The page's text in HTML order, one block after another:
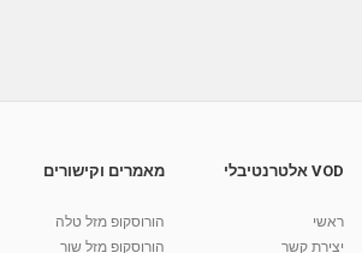
VOD אלטרנטיבלי
ראשי
יצירת קשר
מאמרים וקישורים
הורוסקופ מזל טלה
הורוסקופ מזל שור